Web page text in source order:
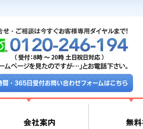
・365日受付お問い合わせフォームはこちら